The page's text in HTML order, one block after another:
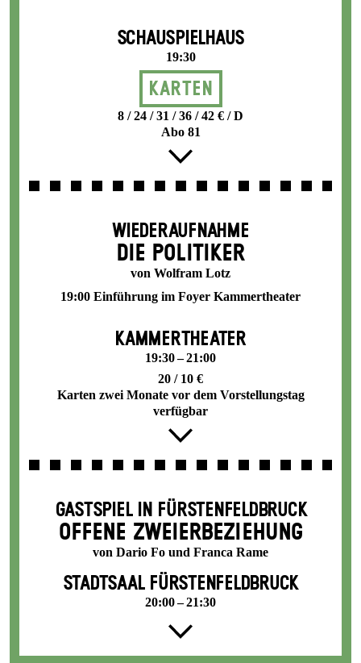
SCHAUSPIELHAUS
19:30
Karten
8 / 24 / 31 / 36 / 42 € / D
Abo 81
WIEDERAUFNAHME
DIE POLITIKER
von Wolfram Lotz
19:00 Einführung im Foyer Kammertheater
KAMMERTHEATER
19:30 – 21:00
20 / 10 €
Karten zwei Monate vor dem Vorstellungstag
verfügbar
GASTSPIEL IN FÜRSTENFELDBRUCK
OFFENE ZWEIER­BEZIEHUNG
von Dario Fo und Franca Rame
STADTSAAL FÜRSTENFELDBRUCK
20:00 – 21:30